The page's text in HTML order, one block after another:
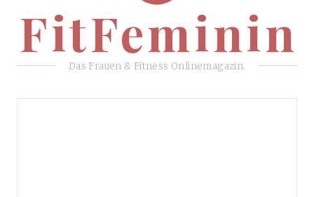
FitFeminin
Das Frauen & Fitness Onlinemagazin.